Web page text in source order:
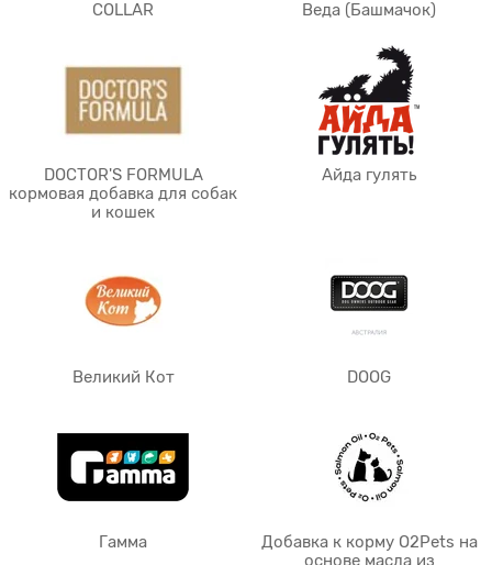
COLLAR Веда (Башмачок)
DOCTOR'S FORMULA
кормовая добавка для собак
и кошек
Айда гулять
Великий Кот DOOG
Гамма
Добавка к корму O2Pets на
основе масла из